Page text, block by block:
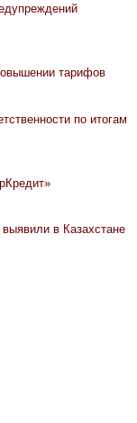
тарифов
по итогам
в Казахстане